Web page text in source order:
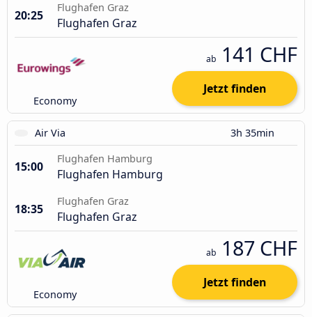
20:25
Flughafen Graz
Flughafen Graz
Economy
ab 141 CHF
Jetzt finden
Air Via 3h 35min
15:00
Flughafen Hamburg
Flughafen Hamburg
18:35
Flughafen Graz
Flughafen Graz
Economy
ab 187 CHF
Jetzt finden